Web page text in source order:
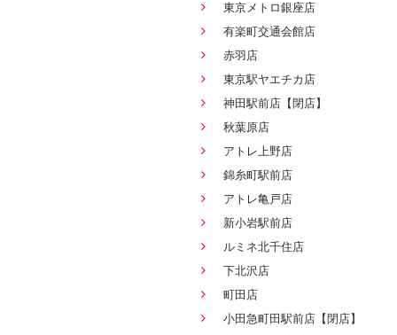
東京メトロ銀座店
有楽町交通会館店
赤羽店
東京駅ヤエチカ店
神田駅前店【閉店】
秋葉原店
アトレ上野店
錦糸町駅前店
アトレ亀戸店
新小岩駅前店
ルミネ北千住店
下北沢店
町田店
小田急町田駅前店【閉店】